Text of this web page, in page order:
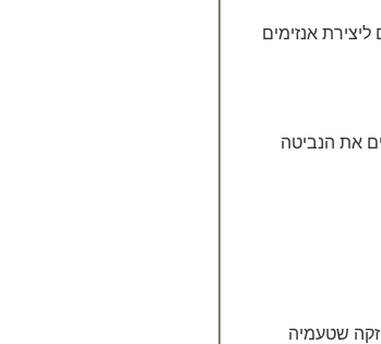
אנזימים
את הנביטה
שטעמיה